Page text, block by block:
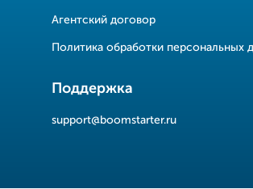
Агентский договор
Политика обработки персональных
Поддержка
support@boomstarter.ru